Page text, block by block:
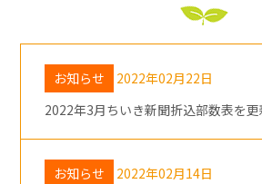
お知らせ
2022年02月22日
2022年3月ちいき新聞折込部数表を
お知らせ
2022年02月14日